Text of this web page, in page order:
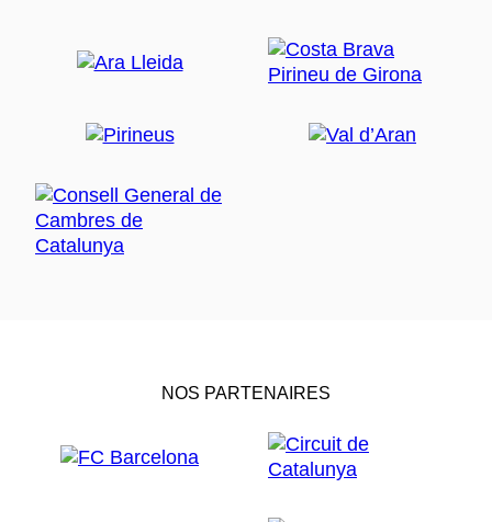
NOS PARTENAIRES